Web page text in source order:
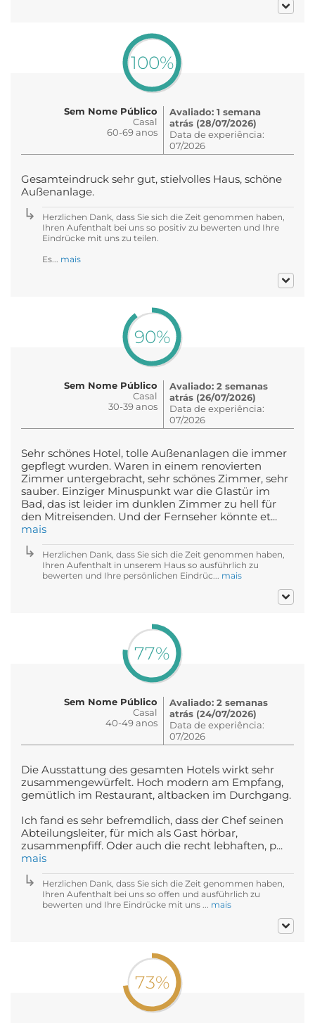
100%
Sem Nome Público
Casal
60-69 anos
Avaliado: 1 semana
atrás (28/07/2026)
Data de experiência:
07/2026
Gesamteindruck sehr gut, stielvolles Haus, schöne
Außenanlage.
Herzlichen Dank, dass Sie sich die Zeit genommen haben,
Ihren Aufenthalt bei uns so positiv zu bewerten und Ihre
Eindrücke mit uns zu teilen.
Es... mais
90%
Sem Nome Público
Casal
30-39 anos
Avaliado: 2 semanas
atrás (26/07/2026)
Data de experiência:
07/2026
Sehr schönes Hotel, tolle Außenanlagen die immer
gepflegt wurden. Waren in einem renovierten
Zimmer untergebracht, sehr schönes Zimmer, sehr
sauber. Einziger Minuspunkt war die Glastür im
Bad, das ist leider im dunklen Zimmer zu hell für
den Mitreisenden. Und der Fernseher könnte et...
mais
Herzlichen Dank, dass Sie sich die Zeit genommen haben,
Ihren Aufenthalt in unserem Haus so ausführlich zu
bewerten und Ihre persönlichen Eindrüc... mais
77%
Sem Nome Público
Casal
40-49 anos
Avaliado: 2 semanas
atrás (24/07/2026)
Data de experiência:
07/2026
Die Ausstattung des gesamten Hotels wirkt sehr
zusammengewürfelt. Hoch modern am Empfang,
gemütlich im Restaurant, altbacken im Durchgang.
Ich fand es sehr befremdlich, dass der Chef seinen
Abteilungsleiter, für mich als Gast hörbar,
zusammenpfiff. Oder auch die recht lebhaften, p...
mais
Herzlichen Dank, dass Sie sich die Zeit genommen haben,
Ihren Aufenthalt bei uns so offen und ausführlich zu
bewerten und Ihre Eindrücke mit uns ... mais
73%